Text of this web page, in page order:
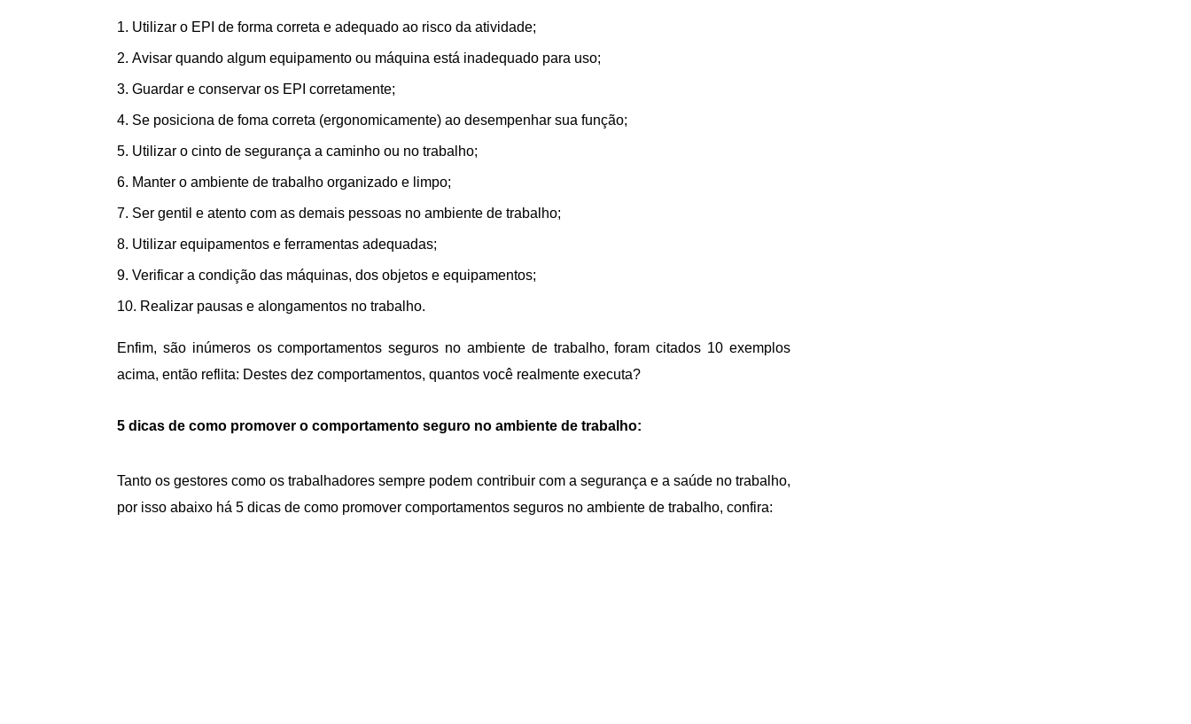
Utilizar o EPI de forma correta e adequado ao risco da atividade;
Avisar quando algum equipamento ou máquina está inadequado para uso;
Guardar e conservar os EPI corretamente;
Se posiciona de foma correta (ergonomicamente) ao desempenhar sua função;
Utilizar o cinto de segurança a caminho ou no trabalho;
Manter o ambiente de trabalho organizado e limpo;
Ser gentil e atento com as demais pessoas no ambiente de trabalho;
Utilizar equipamentos e ferramentas adequadas;
Verificar a condição das máquinas, dos objetos e equipamentos;
Realizar pausas e alongamentos no trabalho.
Enfim, são inúmeros os comportamentos seguros no ambiente de trabalho, foram citados 10 exemplos
acima, então reflita: Destes dez comportamentos, quantos você realmente executa?
5 dicas de como promover o comportamento seguro no ambiente de trabalho:
Tanto os gestores como os trabalhadores sempre podem contribuir com a segurança e a saúde no trabalho,
por isso abaixo há 5 dicas de como promover comportamentos seguros no ambiente de trabalho, confira: